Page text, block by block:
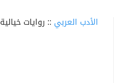
الأدب العربي :: روايات خيالية